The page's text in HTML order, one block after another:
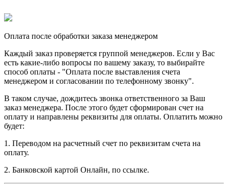
Оплата после обработки заказа менеджером
Каждый заказ проверяется группой менеджеров. Если у Вас
есть какие-либо вопросы по вашему заказу, то выбирайте
способ оплаты - "Оплата после выставления счета
менеджером и согласовании по телефонному звонку".
В таком случае, дождитесь звонка ответственного за Ваш
заказ менеджера. После этого будет сформирован счет на
оплату и направлены реквизиты для оплаты. Оплатить можно
будет:
1. Переводом на расчетный счет по реквизитам счета на
оплату.
2. Банковской картой Онлайн, по ссылке.